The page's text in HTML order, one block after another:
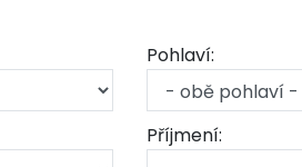
Pohlaví:
Příjmení: